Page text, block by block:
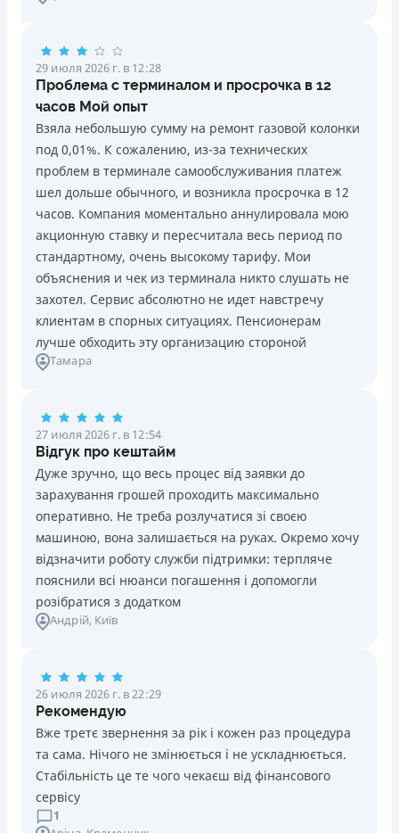
Онлайн (через сайт или интернет-банкинг)
Через терминалы Приватбанка
Лицензия НБУ
Лицензия переоформлена 27.03.2024 г.
Вся информация о кредите
ПОЛУЧИТЬ ЗАЙМ Подробнее
Возраст
Ежемесячная комиссия
от 0%
Преимущества
Виртуальная карта и кредитный лимит (с кредитным
лимитом значительно большим, чем у конкурентов)
Бесплатное снятие кредитных средств в любом
бесконтактном банкомате Украины (сумма операций
и их количество не ограничены)
Бесплатный перевод кредитных средств с Pluscard на
любую карту другого банка (операция осуществляется
мгновенно через приложение)
Максимальный кредитный лимит сразу при
оформлении карты (до 50 000 грн при
соответствующем уровне дохода)
Удобное приложение для оформления и управления
необходимость общения с контакт-центром)
Срок пользования кредитным лимитом не ограничен
при своевременном обслуживании (срок кредитной
линии — 5 лет с возможностью пролонгации)
Можно использовать лимит на любые
потребительские нужды
Недостатки
Нет программы лояльности для постоянных клиентов
Нет кредита для юрлиц (ФОП)
Нет круглосуточной поддержки
Погашение
Онлайн (через сайт или интернет-банкинг)
Через терминалы самообслуживания
Лицензия НБУ
переоформлена НБУ 14.03.2024
Вся информация о кредите
29 июля 2026 г. в 12:28
Проблема с терминалом и просрочка в 12
часов Мой опыт
Взяла небольшую сумму на ремонт газовой колонки
под 0,01%. К сожалению, из-за технических
проблем в терминале самообслуживания платеж
шел дольше обычного, и возникла просрочка в 12
часов. Компания моментально аннулировала мою
акционную ставку и пересчитала весь период по
стандартному, очень высокому тарифу. Мои
объяснения и чек из терминала никто слушать не
захотел. Сервис абсолютно не идет навстречу
клиентам в спорных ситуациях. Пенсионерам
лучше обходить эту организацию стороной
Тамара
27 июля 2026 г. в 12:54
Відгук про кештайм
Дуже зручно, що весь процес від заявки до
зарахування грошей проходить максимально
оперативно. Не треба розлучатися зі своєю
машиною, вона залишається на руках. Окремо хочу
відзначити роботу служби підтримки: терпляче
пояснили всі нюанси погашення і допомогли
розібратися з додатком
Андрій, Київ
26 июля 2026 г. в 22:29
Рекомендую
Вже третє звернення за рік і кожен раз процедура
та сама. Нічого не змінюється і не ускладнюється.
Стабільність це те чого чекаєш від фінансового
сервісу
1